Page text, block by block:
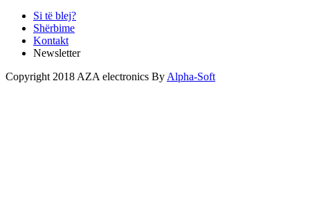
Si të blej?
Shërbime
Kontakt
Newsletter
Copyright 2018 AZA electronics By Alpha-Soft